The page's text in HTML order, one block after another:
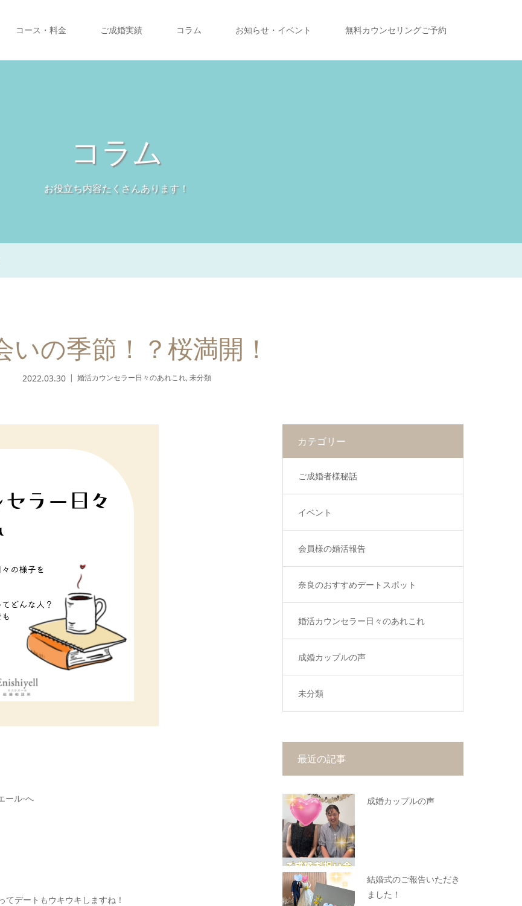
コース・料金 ご成婚実績 コラム お知らせ・イベント 無料カウンセリングご予約
コラム
お役立ち内容たくさんあります！
いの季節！？桜満開！
2022.03.30 婚活カウンセラー日々のあれこれ,未分類
ール-へ
デートもウキウキしますね！
カテゴリー
ご成婚者様秘話
イベント
会員様の婚活報告
奈良のおすすめデートスポット
婚活カウンセラー日々のあれこれ
成婚カップルの声
未分類
最近の記事
成婚カップルの声
結婚式のご報告いただき
ました！